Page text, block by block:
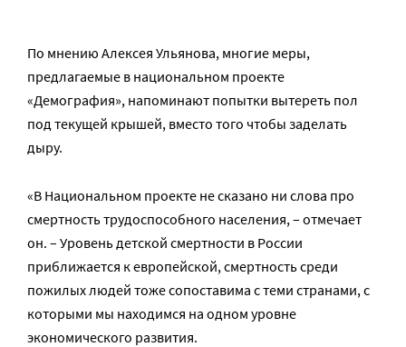
По мнению Алексея Ульянова, многие меры,
предлагаемые в национальном проекте
«Демография», напоминают попытки вытереть пол
под текущей крышей, вместо того чтобы заделать
дыру.
«В Национальном проекте не сказано ни слова про
смертность трудоспособного населения, – отмечает
он. – Уровень детской смертности в России
приближается к европейской, смертность среди
пожилых людей тоже сопоставима с теми странами, с
которыми мы находимся на одном уровне
экономического развития.